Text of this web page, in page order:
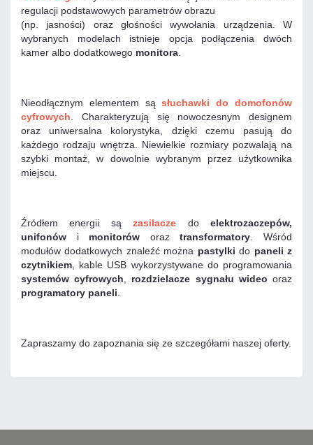
regulacji podstawowych parametrów obrazu
(np. jasności) oraz głośności wywołania urządzenia. W
wybranych modelach istnieje opcja podłączenia dwóch
kamer albo dodatkowego monitora
Nieodłącznym elementem sąsłuchawki do domofonów
cyfrowych . Charakteryzują się nowoczesnym designem
oraz uniwersalna kolorystyka, dzięki czemu pasują do
każdego rodzaju wnętrza. Niewielkie rozmiary pozwalają na
szybki montaż, w dowolnie wybranym przez użytkownika
miejscu.
Źródłem energii sązasilacze doelektrozaczepów,
unifonów i monitorów oraztransformatory . Wśród
modułów dodatkowych znaleźć można pastylki do paneli z
czytnikiem , kable USB wykorzystywane do programowania
systemów cyfrowych
rozdzielacze sygnału wideo oraz
programatory paneli
Zapraszamy do zapoznania się ze szczegółami naszej oferty.